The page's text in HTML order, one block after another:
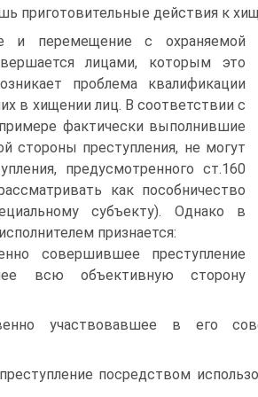
приготовительные действия к
и перемещение с охраняемой
лицами, которым это
проблема квалификации
в хищении лиц. В соответствии с
фактически выполнившие
стороны преступления, не могут
предусмотренного ст.160
как пособничество
субъекту). Однако в
признается:
совершившее преступление
всю объективную сторону
участвовавшее в его
посредством